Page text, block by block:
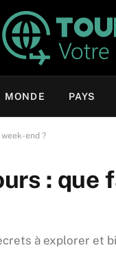
MONDE PAYS
end ?
: que
à explorer et